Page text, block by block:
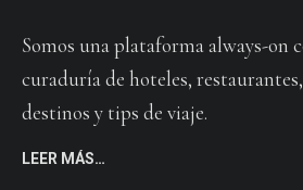
Somos una plataforma always-on
curaduría de hoteles,
destinos y tips de viaje.
LEER MÁS…